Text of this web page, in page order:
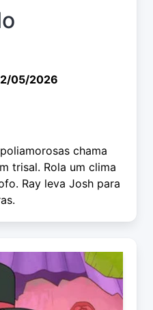
05/2026
chama
trisal. Rola um clima
Ray leva Josh para